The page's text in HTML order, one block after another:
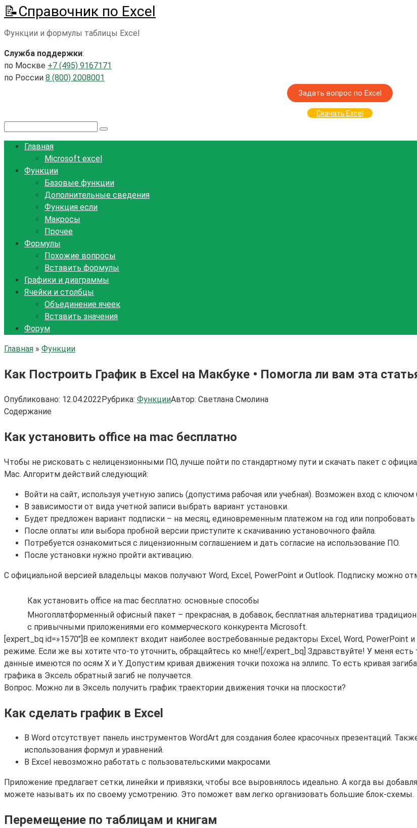
Перейти
к
контенту
📝Справочник по Excel
Функции и формулы таблицы Excel
Служба поддержки:
по Москве +7 (495) 9167171
по России 8 (800) 2008001
Задать вопрос по Excel
Скачать Excel
Главная
Microsoft excel
Функции
Базовые функции
Дополнительные сведения
Функция если
Макросы
Прочее
Формулы
Похожие вопросы
Вставить формулы
Графики и диаграммы
Ячейки и столбцы
Объединение ячеек
Вставить значения
Форум
Главная » Функции
Как Построить График в Excel на Макбуке • Помогла ли вам эта
Опубликовано: 12.04.2022Рубрика: ФункцииАвтор: Светлана Смолина
Содержание
Как установить office на mac бесплатно
Чтобы не рисковать с нелицензионными ПО, лучше пойти по стандартному пути и скачать пакет с
Mac. Алгоритм действий следующий:
Войти на сайт, используя учетную запись (допустима рабочая или учебная). Возможен вход с
В зависимости от вида учетной записи выбрать вариант установки.
Будет предложен вариант подписки – на месяц, единовременным платежом на год или
После оплаты или выбора пробной версии приступите к скачиванию установочного файла.
Потребуется ознакомиться с лицензионным соглашением и дать согласие на использование ПО.
После установки нужно пройти активацию.
С официальной версией владельцы маков получают Word, Excel, PowerPoint и Outlook. Подписку можно
Как установить office на mac бесплатно: основные способы
Многоплатформенный офисный пакет – прекрасная, в добавок, бесплатная альтернатива
с привычными приложениями его коммерческого конкурента Microsoft.
[expert_bq id=»1570″]В ее комплект входит наиболее востребованные редакторы Excel, Word,
режиме. Если же вы хотите что-то уточнить, обращайтесь ко мне![/expert_bq] Здравствуйте! У меня
данные имеются по осям Х и Y. Допустим кривая движения точки похожа на эллипс. То есть кривая
графика в Эксель обратный загиб не получается.
Вопрос. Можно ли в Эксель получить график траектории движения точки на плоскости?
Как сделать график в Excel
В Word отсутствует панель инструментов WordArt для создания более красочных презентаций.
использования формул и уравнений.
В Excel невозможно работать с пользовательскими макросами.
Приложение предлагает сетки, линейки и привязки, чтобы все выровнялось идеально. А когда вы
можете называть их по своему усмотрению. Это поможет вам легко организовать большие блок-схемы.
Перемещение по таблицам и книгам